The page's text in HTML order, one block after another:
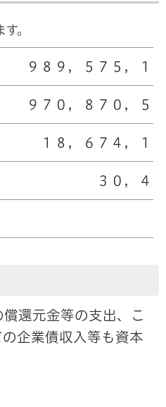
。
８９，５７５，１
９７０，８７０，５
１８，６７４，１
３０，４５
還元金等の支出、こ
企業債収入等も資本